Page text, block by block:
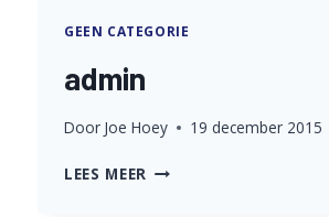
GEEN CATEGORIE
admin
Door Joe Hoey 19 december 2015
LEES MEER ADMIN